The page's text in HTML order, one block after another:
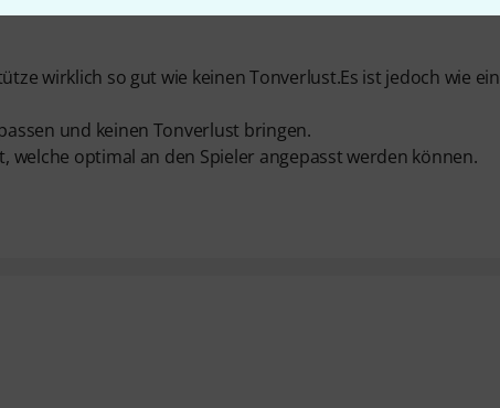
wirklich so gut wie keinen Tonverlust.Es ist jedoch wie ein
und keinen Tonverlust bringen.
optimal an den Spieler angepasst werden können.